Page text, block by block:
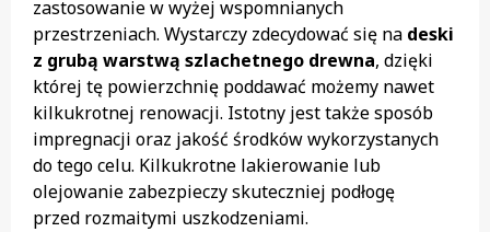
zastosowanie w wyżej wspomnianych
przestrzeniach. Wystarczy zdecydować się na deski
z grubą warstwą szlachetnego drewna, dzięki
której tę powierzchnię poddawać możemy nawet
kilkukrotnej renowacji. Istotny jest także sposób
impregnacji oraz jakość środków wykorzystanych
do tego celu. Kilkukrotne lakierowanie lub
olejowanie zabezpieczy skuteczniej podłogę
przed rozmaitymi uszkodzeniami.